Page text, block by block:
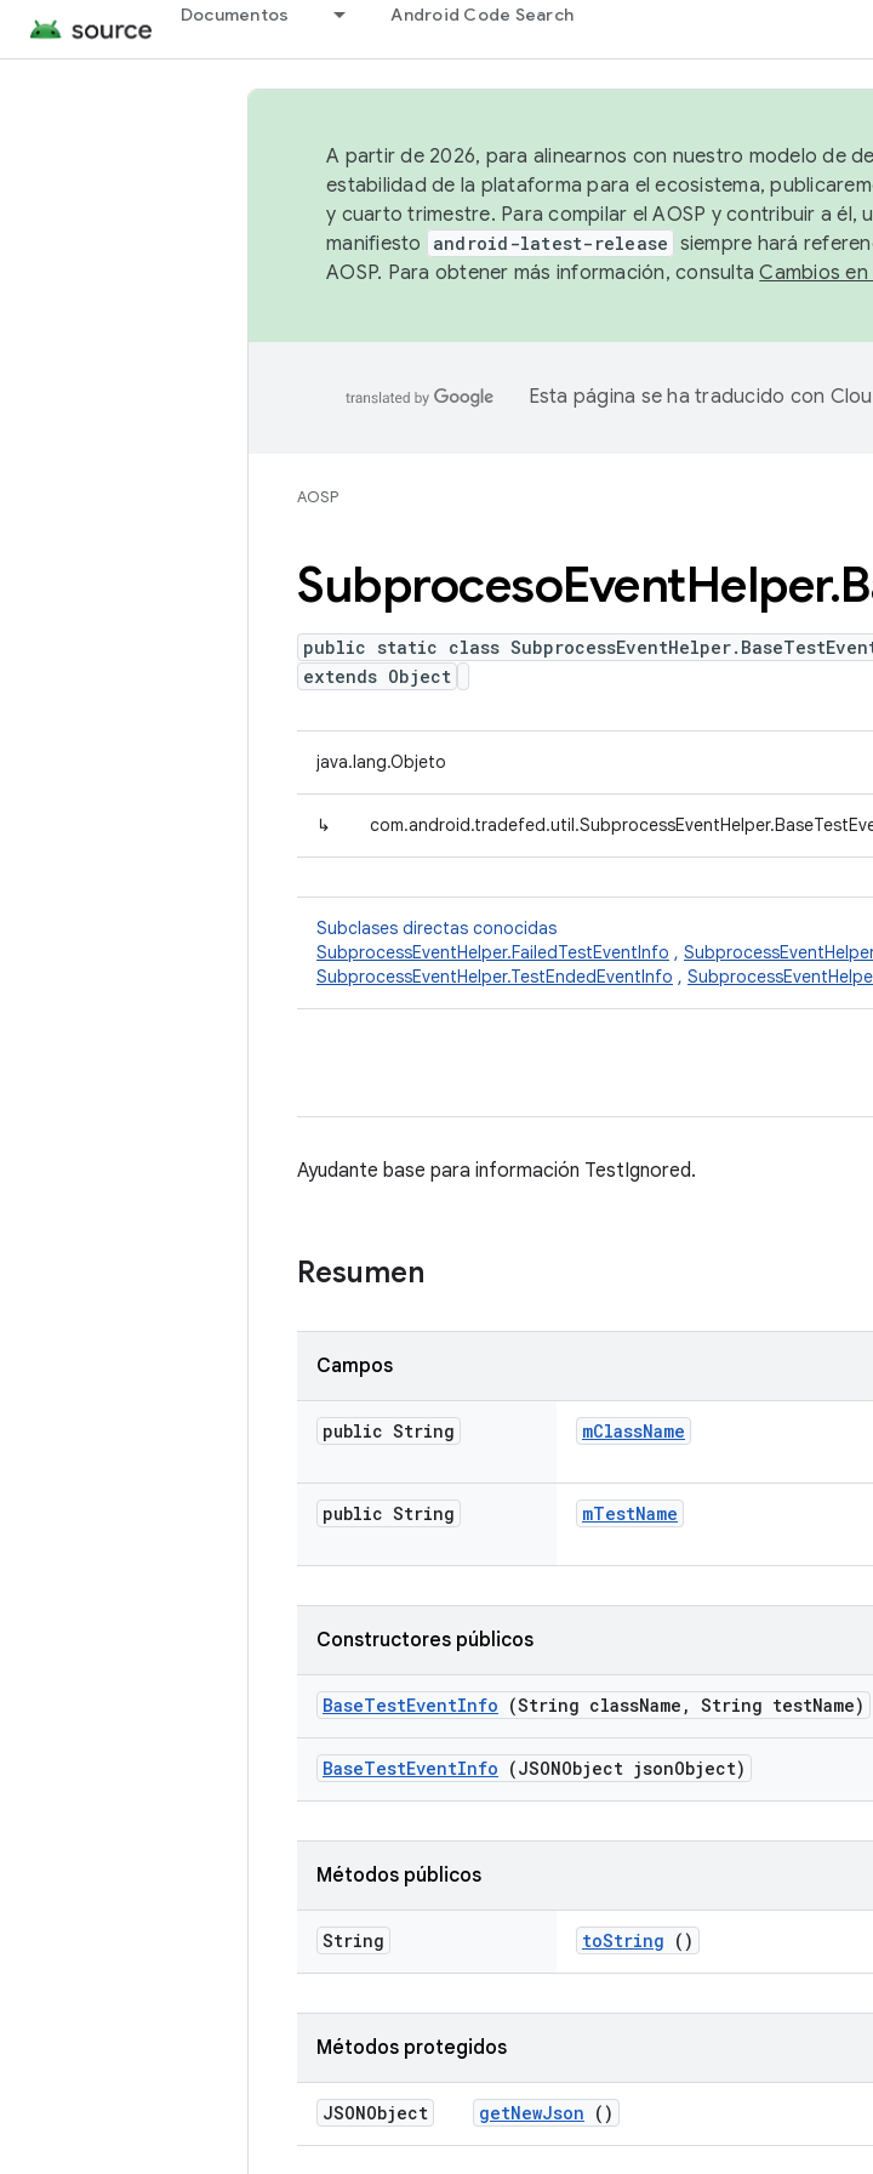
Documentos Android Code Search
A partir de 2026, para alinearnos con nuestro modelo de
estabilidad de la plataforma para el ecosistema,
y cuarto trimestre. Para compilar el AOSP y contribuir a él,
manifiesto
android-latest-release siempre hará
AOSP. Para obtener más información, consultaCambios en
Esta página se ha traducido con
AOSP
SubprocesoEventHelper.
public static class
extends Object
java.lang.Objeto
↳
Subclases directas conocidas
SubprocessEventHelper.FailedTestEventInfo ,
SubprocessEventHelper.TestEndedEventInfo ,
Ayudante base para información TestIgnored.
Resumen
Campos
public String mClassName
public String mTestName
Constructores públicos
BaseTestEventInfo (String className , String testName)
BaseTestEventInfo (JSONObject jsonObject)
Métodos públicos
String toString ()
Métodos protegidos
JSONObject getNewJson ()